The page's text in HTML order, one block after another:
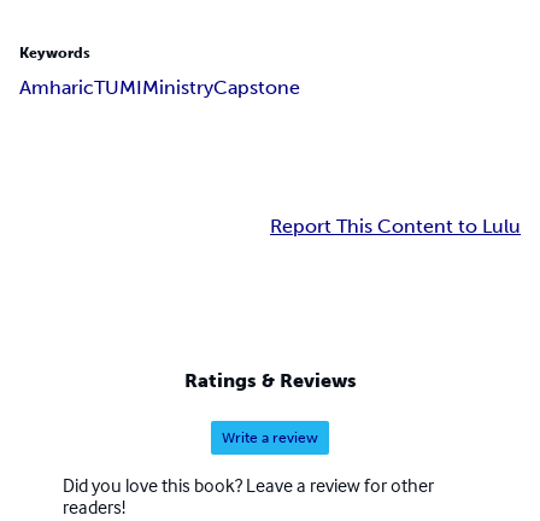
Keywords
AmharicTUMIMinistryCapstone
Report This Content to Lulu
Ratings & Reviews
Write a review
Did you love this book? Leave a review for other
readers!